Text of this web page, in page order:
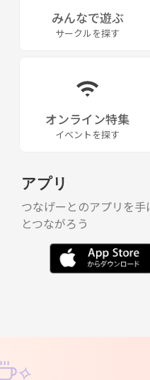
みんなで遊ぶ
サークルを探す
オンライン特集
イベントを探す
アプリ
つなげーとのアプリを
とつながろう
✧